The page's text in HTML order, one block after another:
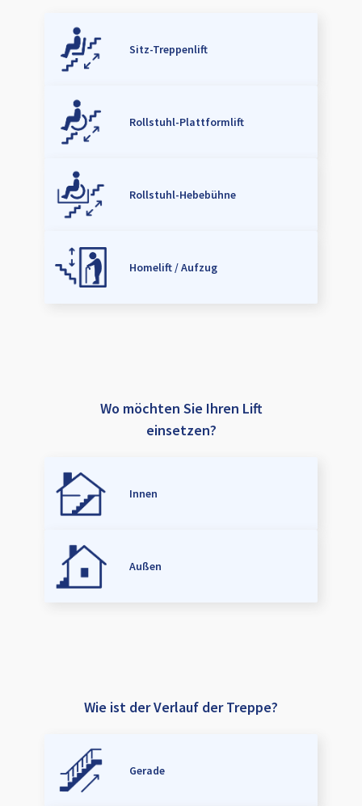
Sitz-Treppenlift
Rollstuhl-Plattformlift
Rollstuhl-Hebebühne
Homelift / Aufzug
Wo möchten Sie Ihren Lift
einsetzen?
Innen
Außen
Wie ist der Verlauf der Treppe?
Gerade